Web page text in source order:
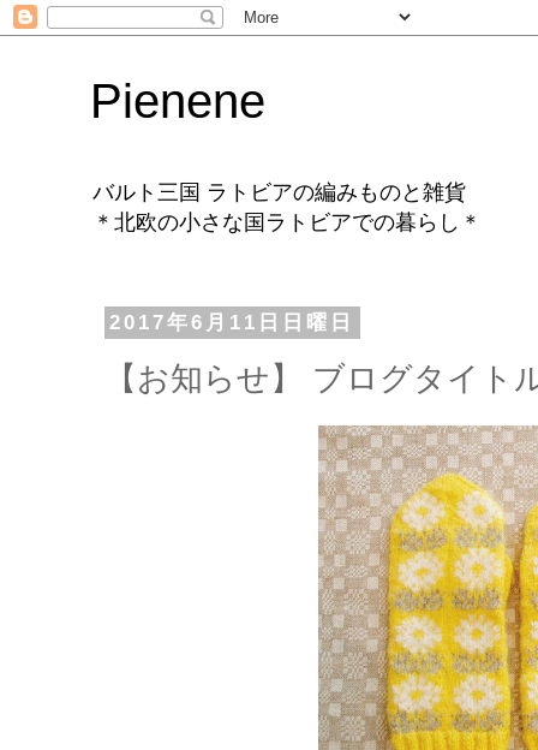
Pienene
バルト三国 ラトビアの編みものと雑貨
＊北欧の小さな国ラトビアでの暮らし＊
2017年6月11日日曜日
【お知らせ】 ブログタイト